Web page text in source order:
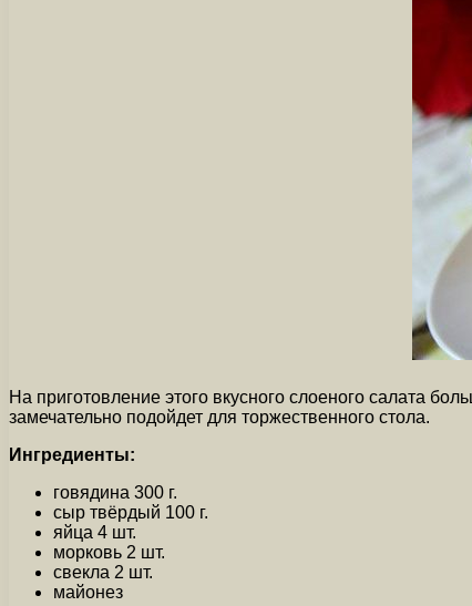
На приготовление этого вкусного слоеного салата
замечательно подойдет для торжественного стола.
Ингредиенты:
говядина 300 г.
сыр твёрдый 100 г.
яйца 4 шт.
морковь 2 шт.
свекла 2 шт.
майонез